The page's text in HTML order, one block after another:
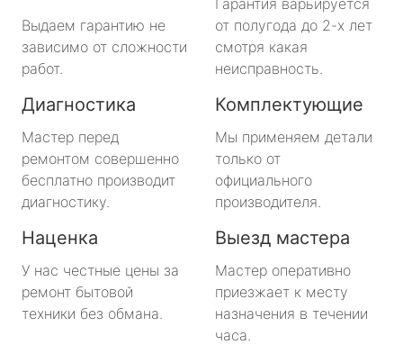
Выдаем гарантию не
зависимо от сложности
работ.
от полугода до 2-х лет
смотря какая
неисправность.
Диагностика
Мастер перед
ремонтом совершенно
бесплатно производит
диагностику.
Комплектующие
Мы применяем детали
только от
официального
производителя.
Наценка
У нас честные цены за
ремонт бытовой
техники без обмана.
Выезд мастера
Мастер оперативно
приезжает к месту
назначения в течении
часа.